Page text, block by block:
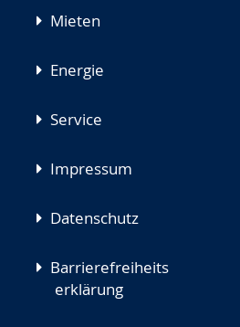
Mieten
Energie
Service
Impressum
Datenschutz
Barrierefreiheits
erklärung